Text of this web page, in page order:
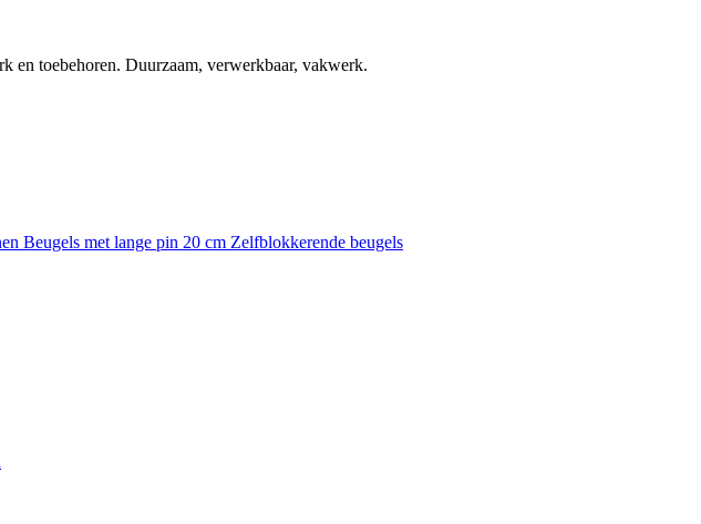
en toebehoren. Duurzaam, verwerkbaar, vakwerk.
Beugels met lange pin 20 cm Zelfblokkerende beugels